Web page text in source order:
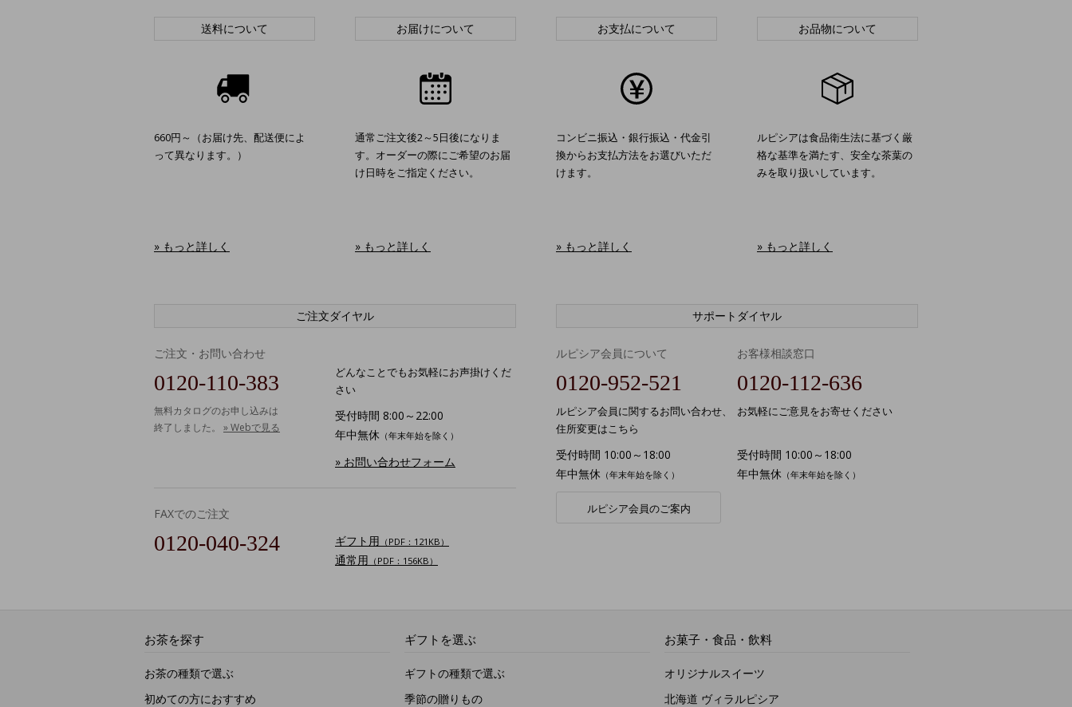
送料について
660円～（お届け先、配送便によ
って異なります。）
» もっと詳しく
お届けについて
通常ご注文後2～5日後になりま
す。オーダーの際にご希望のお届
け日時をご指定ください。
» もっと詳しく
お支払について
コンビニ振込・銀行振込・代金引
換からお支払方法をお選びいただ
けます。
» もっと詳しく
お品物について
ルピシアは食品衛生法に基づく厳
格な基準を満たす、安全な茶葉の
みを取り扱いしています。
» もっと詳しく
ご注文ダイヤル
ご注文・お問い合わせ
0120-110-383
無料カタログのお申し込みは
終了しました。 » Webで見る
どんなことでもお気軽にお声掛けくだ
さい
受付時間 8:00～22:00
年中無休 （年末年始を除く）
» お問い合わせフォーム
FAXでのご注文
0120-040-324 ギフト用 （PDF：121KB）
通常用 （PDF：156KB）
サポートダイヤル
ルピシア会員について
0120-952-521
ルピシア会員に関するお問い合わせ、
住所変更はこちら
受付時間 10:00～18:00
年中無休 （年末年始を除く）
ルピシア会員のご案内
お客様相談窓口
0120-112-636
お気軽にご意見をお寄せください
受付時間 10:00～18:00
年中無休 （年末年始を除く）
お茶を探す
お茶の種類で選ぶ
初めての方におすすめ
ギフトを選ぶ
ギフトの種類で選ぶ
季節の贈りもの
お菓子・食品・飲料
オリジナルスイーツ
北海道 ヴィラルピシア